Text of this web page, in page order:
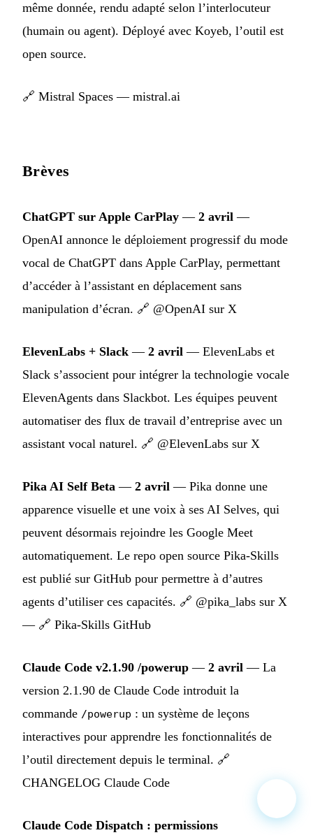
même donnée, rendu adapté selon l’interlocuteur
(humain ou agent). Déployé avec Koyeb, l’outil est
open source.
🔗 Mistral Spaces — mistral.ai
Brèves
ChatGPT sur Apple CarPlay — 2 avril —
OpenAI annonce le déploiement progressif du mode
vocal de ChatGPT dans Apple CarPlay, permettant
d’accéder à l’assistant en déplacement sans
manipulation d’écran. 🔗 @OpenAI sur X
ElevenLabs + Slack — 2 avril — ElevenLabs et
Slack s’associent pour intégrer la technologie vocale
ElevenAgents dans Slackbot. Les équipes peuvent
automatiser des flux de travail d’entreprise avec un
assistant vocal naturel. 🔗 @ElevenLabs sur X
Pika AI Self Beta — 2 avril — Pika donne une
apparence visuelle et une voix à ses AI Selves, qui
peuvent désormais rejoindre les Google Meet
automatiquement. Le repo open source Pika-Skills
est publié sur GitHub pour permettre à d’autres
agents d’utiliser ces capacités. 🔗 @pika_labs sur X
— 🔗 Pika-Skills GitHub
Claude Code v2.1.90 /powerup — 2 avril — La
version 2.1.90 de Claude Code introduit la
commande /powerup : un système de leçons
interactives pour apprendre les fonctionnalités de
l’outil directement depuis le terminal. 🔗
CHANGELOG Claude Code
Claude Code Dispatch : permissions